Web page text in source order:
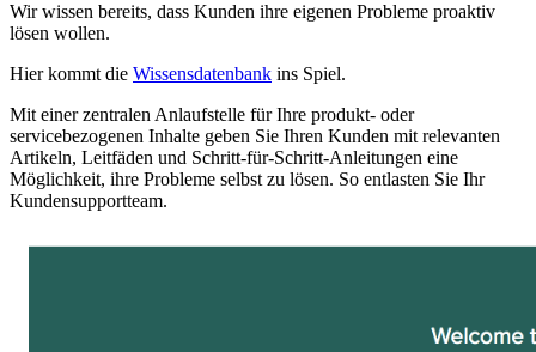
Wir wissen bereits, dass Kunden ihre eigenen Probleme proaktiv
lösen wollen.
Hier kommt die Wissensdatenbank ins Spiel.
Mit einer zentralen Anlaufstelle für Ihre produkt- oder
servicebezogenen Inhalte geben Sie Ihren Kunden mit relevanten
Artikeln, Leitfäden und Schritt-für-Schritt-Anleitungen eine
Möglichkeit, ihre Probleme selbst zu lösen. So entlasten Sie Ihr
Kundensupportteam.